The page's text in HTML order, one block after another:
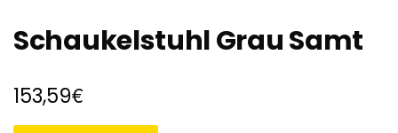
Schaukelstuhl Grau Samt
153,59€